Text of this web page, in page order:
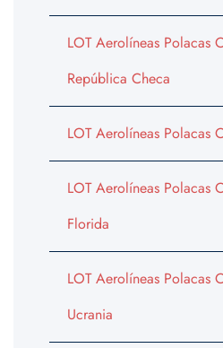
LOT Aerolíneas Polacas
República Checa
LOT Aerolíneas Polacas
LOT Aerolíneas Polacas
Florida
LOT Aerolíneas Polacas
Ucrania